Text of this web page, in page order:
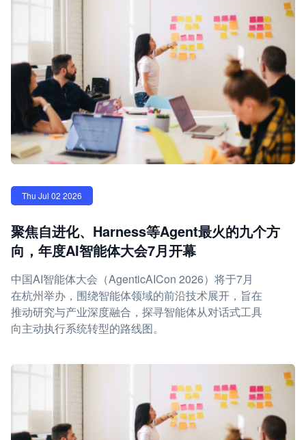
Thu Jul 02 2026
聚焦自进化、Harness等Agent最火的九个方
向，年度AI智能体大会7月开幕
中国AI智能体大会（AgenticAICon 2026）将于7月
在杭州举办，围绕智能体领域的前沿技术展开，旨在
推动研究与产业深度融合，探寻智能体从对话式工具
向主动执行系统转型的路线图。